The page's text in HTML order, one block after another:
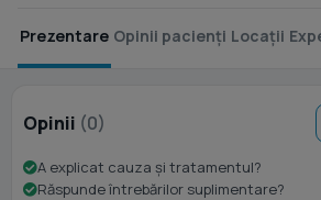
Prezentare Opinii pacienți Locații
Opinii (0)
A explicat cauza și tratamentul?
Răspunde întrebărilor suplimentare?